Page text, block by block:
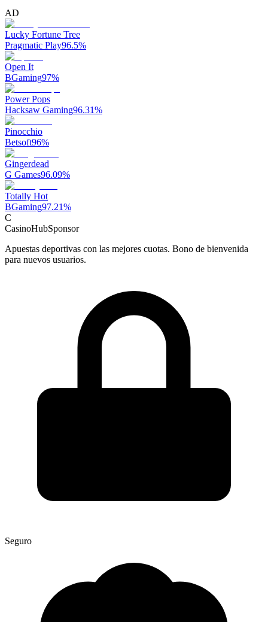
AD
Lucky Fortune Tree
Pragmatic Play96.5%
Open It
BGaming97%
Power Pops
Hacksaw Gaming96.31%
Pinocchio
Betsoft96%
Gingerdead
G Games96.09%
Totally Hot
BGaming97.21%
C
CasinoHubSponsor
Apuestas deportivas con las mejores cuotas. Bono de bienvenida
para nuevos usuarios.
Seguro